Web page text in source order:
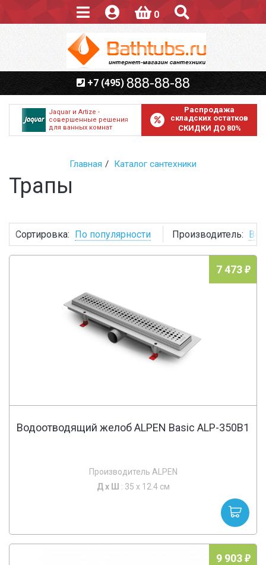
0
+7 (495) 888-88-88
Распродажа
складских остатков
СКИДКИ ДО 80%
Jaquar и Artize -
совершенные решения
для ванных комнат
Главная Каталог сантехники
Трапы
Сортировка: По популярности Производитель: Все
7 473
Водоотводящий желоб ALPEN Basic ALP-350B1
Производитель ALPEN
Д х Ш : 35 x 12.4 см
9 903